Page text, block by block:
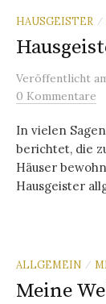
HAUSGEISTER /
Veröffentlicht
0 Kommentare
In vielen
berichtet, die
Häuser
Hausgeister
ALLGEMEIN /
Meine